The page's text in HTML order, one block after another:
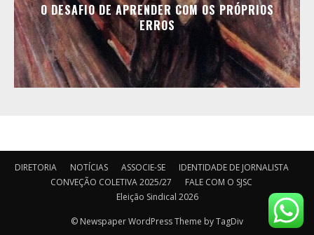
O DESAFIO DE APRENDER COM OS PRÓPRIOS
ERROS
DIRETORIA NOTÍCIAS ASSOCIE-SE
IDENTIDADE DE JORNALISTA
CONVEÇÃO COLETIVA 2025/27
FALE COM O SJSC
Eleição Sindical 2026
© Newspaper WordPress Theme by TagDiv